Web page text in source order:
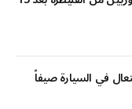
في السيارة صيفاً